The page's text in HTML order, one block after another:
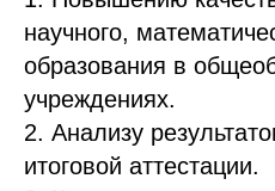
научного,
образования в
учреждениях.
2. Анализу
итоговой аттестации.